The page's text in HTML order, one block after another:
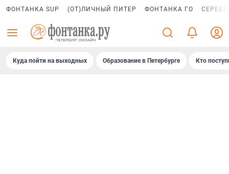
ФОНТАНКА SUP (ОТ)ЛИЧНЫЙ ПИТЕР ФОНТАНКА ГО
Куда пойти на выходных Образование в Петербурге Кто